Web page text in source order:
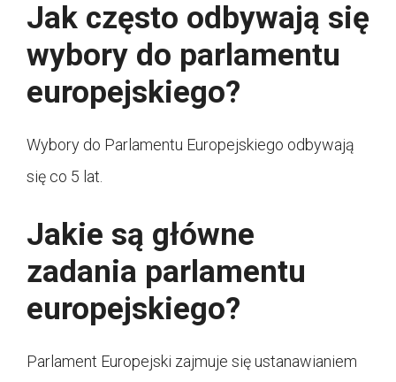
Jak często odbywają się
wybory do parlamentu
europejskiego?
Wybory do Parlamentu Europejskiego odbywają
się co 5 lat.
Jakie są główne
zadania parlamentu
europejskiego?
Parlament Europejski zajmuje się ustanawianiem